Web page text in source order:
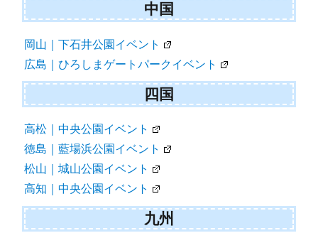
中国
岡山｜下石井公園イベント
広島｜ひろしまゲートパークイベント
四国
高松｜中央公園イベント
徳島｜藍場浜公園イベント
松山｜城山公園イベント
高知｜中央公園イベント
九州